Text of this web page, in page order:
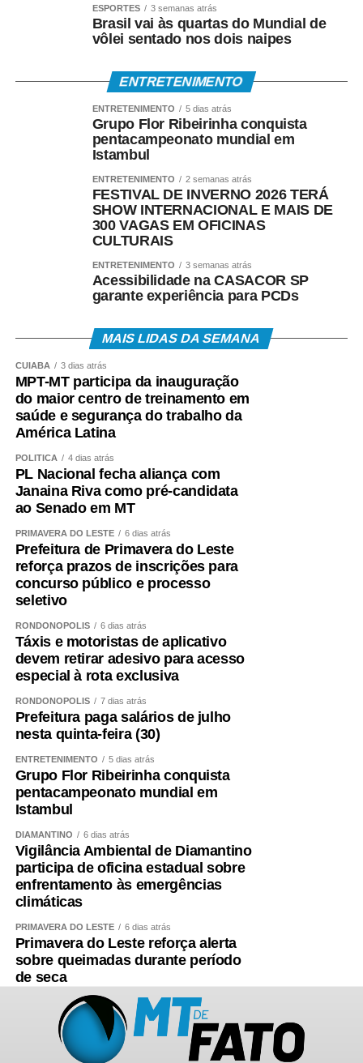
construídas em diálogo com a comunidade científica e
com os institutos de pesquisa, para que não acabem
estimulando práticas oportunistas e desvalorizando o
rigor metodológico que deve orientar toda pesquisa
séria”, completou.
COMENTE ABAIXO:
WhatsApp
Facebook
Twitter
Messenger
LinkedIn
Share
ESPORTES 3 semanas atrás
Brasil vai às quartas do Mundial de
vôlei sentado nos dois naipes
ENTRETENIMENTO
ENTRETENIMENTO 5 dias atrás
Grupo Flor Ribeirinha conquista
pentacampeonato mundial em
Istambul
ENTRETENIMENTO 2 semanas atrás
FESTIVAL DE INVERNO 2026 TERÁ
SHOW INTERNACIONAL E MAIS DE
300 VAGAS EM OFICINAS
CULTURAIS
ENTRETENIMENTO 3 semanas atrás
Acessibilidade na CASACOR SP
garante experiência para PCDs
MAIS LIDAS DA SEMANA
CUIABÁ 3 dias atrás
MPT-MT participa da inauguração
do maior centro de treinamento em
saúde e segurança do trabalho da
América Latina
POLÍTICA 4 dias atrás
PL Nacional fecha aliança com
Janaina Riva como pré-candidata
ao Senado em MT
PRIMAVERA DO LESTE 6 dias atrás
Prefeitura de Primavera do Leste
reforça prazos de inscrições para
concurso público e processo
seletivo
RONDONÓPOLIS 6 dias atrás
Táxis e motoristas de aplicativo
devem retirar adesivo para acesso
especial à rota exclusiva
RONDONÓPOLIS 7 dias atrás
Prefeitura paga salários de julho
nesta quinta-feira (30)
ENTRETENIMENTO 5 dias atrás
Grupo Flor Ribeirinha conquista
pentacampeonato mundial em
Istambul
DIAMANTINO 6 dias atrás
Vigilância Ambiental de Diamantino
participa de oficina estadual sobre
enfrentamento às emergências
climáticas
PRIMAVERA DO LESTE 6 dias atrás
Primavera do Leste reforça alerta
sobre queimadas durante período
de seca